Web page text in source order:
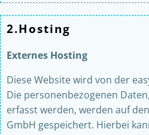
2.Hosting
Externes Hosting
Diese Website wird von der
Die personenbezogenen
erfasst werden, werden auf
GmbH gespeichert. Hierbei